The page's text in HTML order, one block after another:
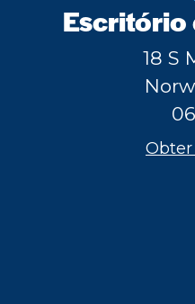
18 S